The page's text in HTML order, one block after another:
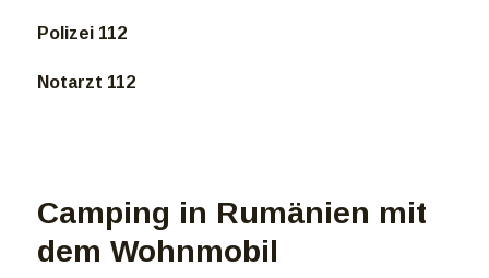
Polizei 112
Notarzt 112
Camping in Rumänien mit
dem Wohnmobil